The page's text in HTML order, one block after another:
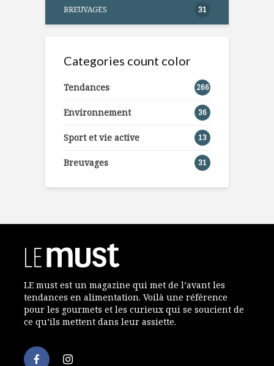
BREUVAGES 31
Categories count color
Tendances 266
Environnement 36
Sport et vie active 13
Breuvages 31
LE must est un magazine qui met de l’avant les
tendances en alimentation. Voilà une référence
pour les gourmets et les curieux qui se soucient de
ce qu’ils mettent dans leur assiette.